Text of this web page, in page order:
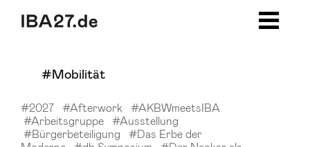
#Mobilität
#2027 #Afterwork
#AKBWmeetsIBA
#Arbeitsgruppe
#Ausstellung
#Bürgerbeteiligung
#Das Erbe der